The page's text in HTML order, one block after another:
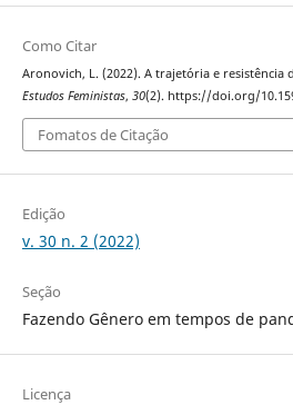
Como Citar
Aronovich, L. (2022). A trajetória e resistência
Estudos Feministas, 30(2). https://doi.org/
Fomatos de Citação
Edição
v. 30 n. 2 (2022)
Seção
Fazendo Gênero em tempos de
Licença